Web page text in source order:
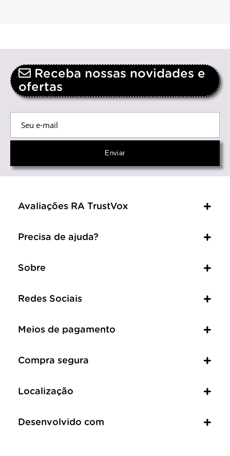
Receba nossas novidades e
ofertas
Avaliações RA TrustVox
Precisa de ajuda?
Sobre
Redes Sociais
Meios de pagamento
Compra segura
Localização
Desenvolvido com